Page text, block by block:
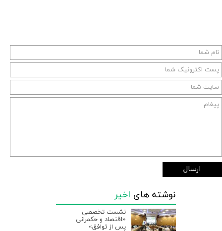
ارسال
نوشته های اخیر
نشست تخصصی
«اقتصاد و حکمرانی
پس از توافق»